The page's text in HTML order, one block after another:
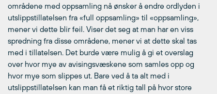
områdene med oppsamling nå ønsker å endre ordlyden i
utslippstillatelsen fra «full oppsamling» til «oppsamling»,
mener vi dette blir feil. Viser det seg at man har en viss
spredning fra disse områdene, mener vi at dette skal tas
med i tillatelsen. Det burde være mulig å gi et overslag
over hvor mye av avisingsvæskene som samles opp og
hvor mye som slippes ut. Bare ved å ta alt med i
utslippstillatelsen kan man få et riktig tall på hvor store